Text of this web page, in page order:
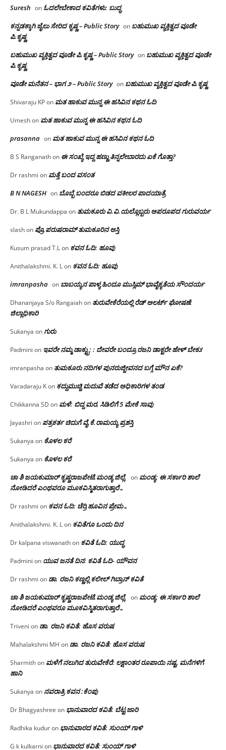
Suresh on ಓದಲೇಬೇಕಾದ‌ ಕವಿತೆಗಳು: ಬುದ್ಧ
ಕನ್ನಡಕ್ಕಾಗಿ ಜೈಲು ಸೇರಿದ ಕೃಷ್ಣ – Public Story on ಬಹುಮುಖ ವ್ಯಕ್ತಿತ್ವದ ವೂಡೇ
ಪಿ.ಕೃಷ್ಣ
ಬಹುಮುಖ ವ್ಯಕ್ತಿತ್ವದ ವೂಡೇ ಪಿ.ಕೃಷ್ಣ – Public Story on ಬಹುಮುಖ ವ್ಯಕ್ತಿತ್ವದ ವೂಡೇ
ಪಿ.ಕೃಷ್ಣ
ವೂಡೇ ಮನೆತನ – ಭಾಗ ೨ – Public Story on ಬಹುಮುಖ ವ್ಯಕ್ತಿತ್ವದ ವೂಡೇ ಪಿ.ಕೃಷ್ಣ
Shivaraju KPon ಮತ ಹಾಕುವ ಮುನ್ನ ಈ ಹಸಿವಿನ ಕಥನ ಓದಿ
Umeshon ಮತ ಹಾಕುವ ಮುನ್ನ ಈ ಹಸಿವಿನ ಕಥನ ಓದಿ
prasanna on ಮತ ಹಾಕುವ ಮುನ್ನ ಈ ಹಸಿವಿನ ಕಥನ ಓದಿ
B S Ranganathon ಈ ಸಂಖ್ಯೆ ಇದ್ದ ಹಣ್ಣು ತಿನ್ನಲೇಬಾರದು ಏಕೆ ಗೊತ್ತಾ?
Dr rashmi on ಮತ್ತೆ ಬಂದ ವಸಂತ
B N NAGESH on ಬೊಬ್ಬೆ ಬಂದರೂ ಬಿಡದ ವಕೀಲರ ಪಾದಯಾತ್ರೆ
Dr. B L Mukundappa on ತುಮಕೂರು‌ ವಿ.ವಿ.ಯಲ್ಲೊಬ್ಬರು ಅಪರೂಪದ ಗುರುವರ್ಯ
slashon ಪ್ರೊ.ಪರುಷರಾಮ್ ತುಮಕೂರಿನ ಆಸ್ತಿ
Kusum prasad T.Lon ಕವನ ಓದಿ: ಹೂವು
Anithalakshmi. K. Lon ಕವನ ಓದಿ: ಹೂವು
imranpasha on ಬಾಬಯ್ಯನ ಪಾಳ್ಯ ಹಿಂದೂ ಮುಸ್ಲಿಮ್ ಭಾವೈಕ್ಯತೆಯ ಸೌಂದರ್ಯ
Dhananjaya S/o Rangaiahon ತುರುವೇಕೆರೆಯಲ್ಲಿ ರೆಡ್ ಅಲರ್ಟ್ ಘೋಷಣೆ:
ಜಿಲ್ಲಾಧಿಕಾರಿ
Sukanya onಗುರು
Padmini on ಇವರೇ ನಮ್ಮ ಡಾಕ್ಟ್ರು; : ದೇವರೇ ಬಂದ್ರೂ ರಜನಿ ಡಾಕ್ಟರೇ ಹೇಳ್ ಬೇಕು!
imranpasha on ತುಮಕೂರು ನದಿಗಳ ಪುನರುಜ್ಜೀವನದ ಬಗ್ಗೆ ಮೌನ ಏಕೆ?
Varadaraju Kon ಕದ್ದುಮುಚ್ಚಿ ಮದುವೆ ತಡೆದ ಅಧಿಕಾರಿಗಳ ತಂಡ
Chikkanna SD on ಮಳೆ: ಬಿದ್ದ ಮರ, ಸಿಡಿಲಿಗೆ 5 ಮೇಕೆ ಸಾವು
Jayashri on ಪತ್ರಕರ್ತ ಚಿದುಗೆ ವೈ.ಕೆ.ರಾಮಯ್ಯ ಪ್ರಶಸ್ತಿ
Sukanya on ಕೊಳಲ ಕರೆ
Sukanya on ಕೊಳಲ ಕರೆ
ಚಾ ಶಿ ಜಯಕುಮಾರ್ ಕೃಷ್ಣರಾಜಪೇಟೆ.ಮಂಡ್ಯ ಜಿಲ್ಲೆ. on ಮಂಡ್ಯ: ಈ ಸರ್ಕಾರಿ ಶಾಲೆ
ನೋಡಿದರೆ ಎಂಥವರೂ ಮೂಕವಿಸ್ಮಿತರಾಗುತ್ತಾರೆ…
Dr rashmi on ಕವನ ಓದಿ: ಚೆರ್ರಿ ಹೂವಿನ ಪ್ರೇಮ…
Anithalakshmi. K. Lon ಕವಿತೆಗೂ ಒಂದು ದಿನ
Dr kalpana viswanathon ಕವಿತೆ ಓದಿ: ಯುದ್ಧ
Padmini on ಯುವ ಜನತೆ ದಿನ: ಕವಿತೆ ಓದಿ- ಯೌವನ
Dr rashmi on ಡಾ. ರಜನಿ‌ ಕಣ್ಣಲ್ಲಿ ಕಲೀಲ್ ಗಿಬ್ರಾನ್ ಕವಿತೆ
ಚಾ ಶಿ ಜಯಕುಮಾರ್ ಕೃಷ್ಣರಾಜಪೇಟೆ.ಮಂಡ್ಯ ಜಿಲ್ಲೆ. on ಮಂಡ್ಯ: ಈ ಸರ್ಕಾರಿ ಶಾಲೆ
ನೋಡಿದರೆ ಎಂಥವರೂ ಮೂಕವಿಸ್ಮಿತರಾಗುತ್ತಾರೆ…
Triveni on ಡಾ. ರಜನಿ ಕವಿತೆ: ಹೊಸ ವರುಷ
Mahalakshmi MH on ಡಾ. ರಜನಿ ಕವಿತೆ: ಹೊಸ ವರುಷ
Sharmithon ಮಳೆಗೆ ನಲುಗಿದ ತುರುವೇಕೆರೆ: ಲಕ್ಷಾಂತರ ರೂಪಾಯಿ ನಷ್ಟ, ಮನೆಗಳಿಗೆ
ಹಾನಿ
Sukanya on ನವರಾತ್ರಿ ಕವನ :ಕೆಂಪು
Dr Bhagyashree on ಭಾನುವಾರದ ಕವಿತೆ: ಬೆಟ್ಟ ಜಾರಿ
Radhika kuduron ಭಾನುವಾರದ ಕವಿತೆ: ಸುಂಯ್ ಗಾಳಿ
G k kulkarni on ಭಾನುವಾರದ ಕವಿತೆ: ಸುಂಯ್ ಗಾಳಿ